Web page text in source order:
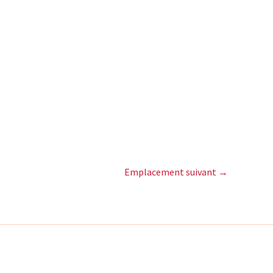
Emplacement suivant →